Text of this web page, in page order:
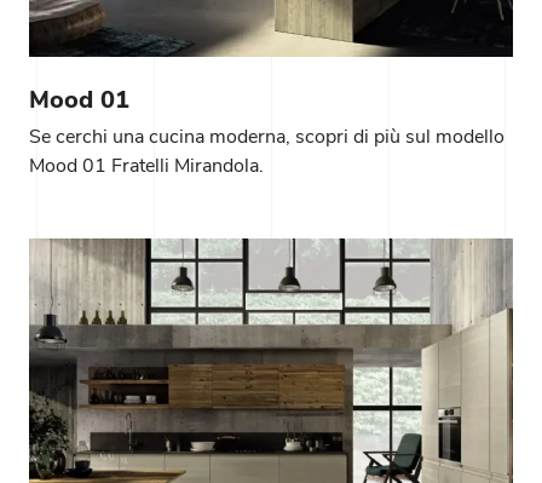
Mood 01
Se cerchi una cucina moderna, scopri di più sul modello
Mood 01 Fratelli Mirandola.